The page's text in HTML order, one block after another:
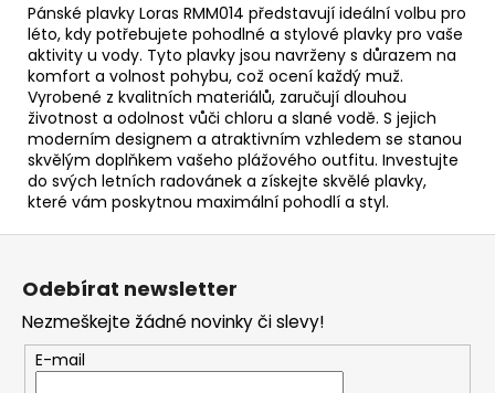
Pánské plavky Loras RMM014 představují ideální volbu pro
léto, kdy potřebujete pohodlné a stylové plavky pro vaše
aktivity u vody. Tyto plavky jsou navrženy s důrazem na
komfort a volnost pohybu, což ocení každý muž.
Vyrobené z kvalitních materiálů, zaručují dlouhou
životnost a odolnost vůči chloru a slané vodě. S jejich
moderním designem a atraktivním vzhledem se stanou
skvělým doplňkem vašeho plážového outfitu. Investujte
do svých letních radovánek a získejte skvělé plavky,
které vám poskytnou maximální pohodlí a styl.
Z
Odebírat newsletter
Nezmeškejte žádné novinky či slevy!
E-mail